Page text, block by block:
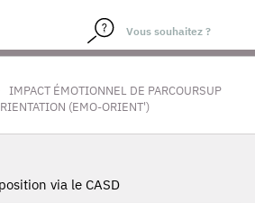
IMPACT ÉMOTIONNEL DE PARCOURSUP
(EMO-ORIENT')
via le CASD